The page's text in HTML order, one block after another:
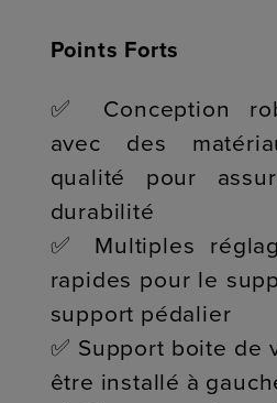
Points Forts
✅ Conception
avec des
qualité pour
durabilité
✅ Multiples
rapides pour le
support pédalier
✅ Support boite de
être installé à